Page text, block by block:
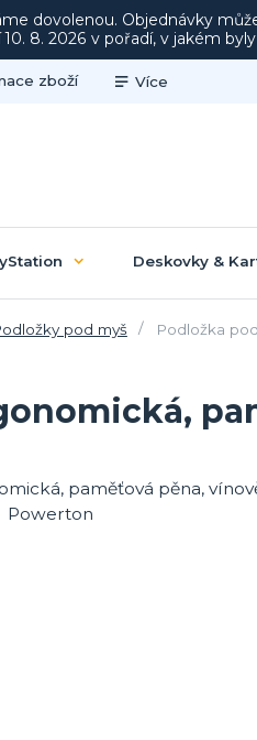
dovolenou. Objednávky
8. 2026 v pořadí, v jakém
zboží Více
Deskovky &
pod myš Podložka